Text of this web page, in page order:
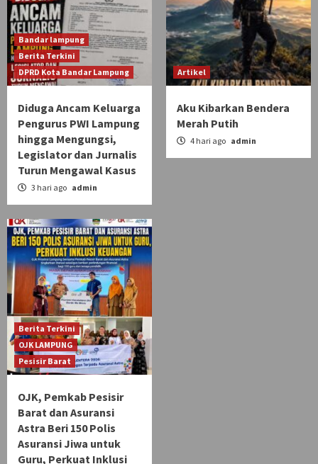
Bandar lampung
Berita Terkini
DPRD Kota Bandar Lampung
Diduga Ancam Keluarga
Pengurus PWI Lampung
hingga Mengungsi,
Legislator dan Jurnalis
Turun Mengawal Kasus
3 hari ago admin
Artikel
Aku Kibarkan Bendera
Merah Putih
4 hari ago admin
Berita Terkini
OJK LAMPUNG
Pesisir Barat
OJK, Pemkab Pesisir
Barat dan Asuransi
Astra Beri 150 Polis
Asuransi Jiwa untuk
Guru, Perkuat Inklusi